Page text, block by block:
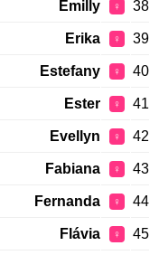
38
♀
Emilly
39
♀
Erika
40
♀
Estefany
41
♀
Ester
42
♀
Evellyn
43
♀
Fabiana
44
♀
Fernanda
45
♀
Flávia